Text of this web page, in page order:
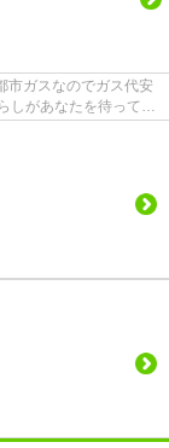
市ガスなのでガス代安
しがあなたを待ってい